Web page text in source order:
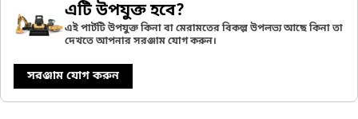
এটি উপযুক্ত হবে?
এই পার্টটি উপযুক্ত কিনা বা মেরামতের বিকল্প উপলভ্য আছে কিনা তা
দেখতে আপনার সরঞ্জাম যোগ করুন।
সরঞ্জাম যোগ করুন